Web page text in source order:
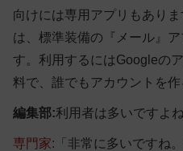
向けには専用アプリもあり
は、標準装備の『メール』
す。利用するにはGoogleの
料で、誰でもアカウントを作
編集部:利用者は多いですよ
専門家: 「非常に多いですね